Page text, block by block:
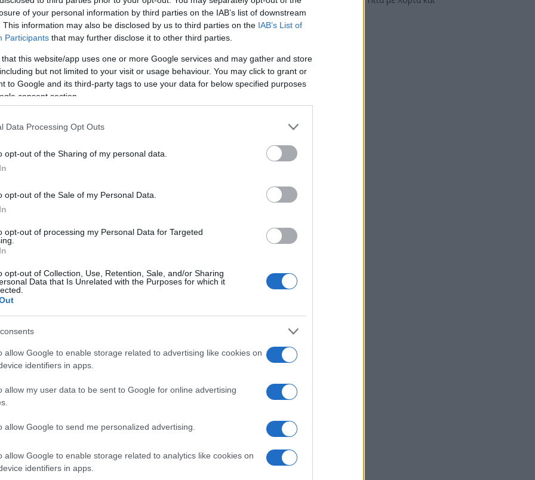
of your personal information by third parties on the IAB’s list of downstream
This information may also be disclosed by us to third parties on the IAB’s List of
Participants that may further disclose it to other third parties.
that this website/app uses one or more Google services and may gather and store
but not limited to your visit or usage behaviour. You may click to grant or
to Google and its third-party tags to use your data for below specified purposes
consent section.
Data Processing Opt Outs
opt-out of the Sharing of my personal data.
opt-out of the Sale of my Personal Data.
opt-out of processing my Personal Data for Targeted
opt-out of Collection, Use, Retention, Sale, and/or Sharing
Data that Is Unrelated with the Purposes for which it
allow Google to enable storage related to advertising like cookies on
identifiers in apps.
allow my user data to be sent to Google for online advertising
allow Google to send me personalized advertising.
allow Google to enable storage related to analytics like cookies on
identifiers in apps.
πιπεριά